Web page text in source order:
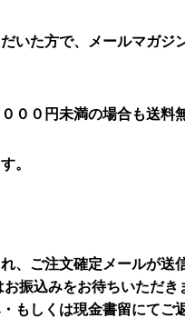
いた方で、メールマガジ
００円未満の場合も送料
。
、ご注文確定メールが送
振込みをお待ちいただき
もしくは現金書留にてご